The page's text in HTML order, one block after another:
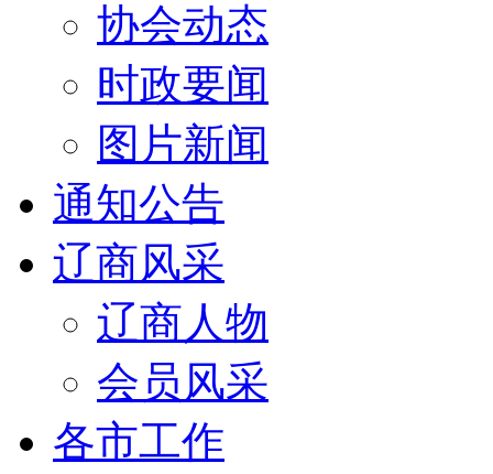
协会动态
时政要闻
图片新闻
通知公告
辽商风采
辽商人物
会员风采
各市工作